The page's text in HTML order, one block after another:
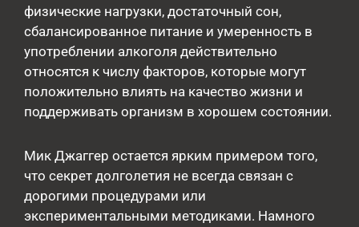
физические нагрузки, достаточный сон,
сбалансированное питание и умеренность в
употреблении алкоголя действительно
относятся к числу факторов, которые могут
положительно влиять на качество жизни и
поддерживать организм в хорошем состоянии.
Мик Джаггер остается ярким примером того,
что секрет долголетия не всегда связан с
дорогими процедурами или
экспериментальными методиками. Намного